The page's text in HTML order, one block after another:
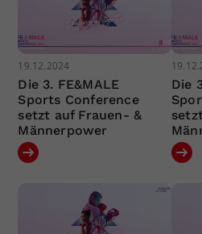
19.12.2024
Die 3. FE&MALE
Sports Conference
setzt auf Frauen- &
Männerpower
Die